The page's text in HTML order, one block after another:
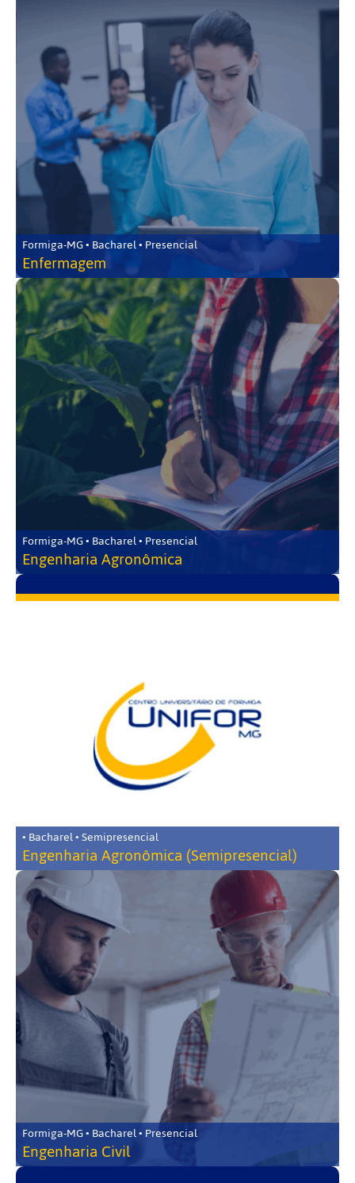
Formiga-MG • Bacharel • Presencial
Enfermagem
Formiga-MG • Bacharel • Presencial
Engenharia Agronômica
• Bacharel • Semipresencial
Engenharia Agronômica (Semipresencial)
Formiga-MG • Bacharel • Presencial
Engenharia Civil